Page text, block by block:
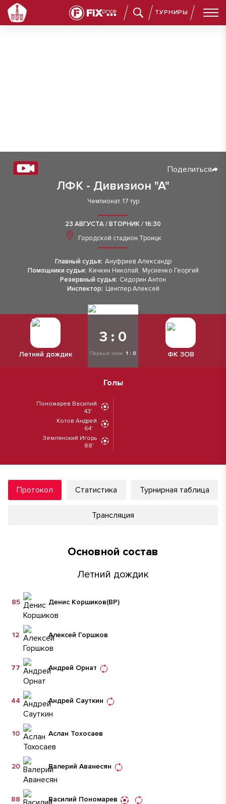
ТУРНИРЫ
ЛФК - Дивизион "А"
Поделиться
Чемпионат. 17 тур
23 АВГУСТА / ВТОРНИК / 16:30
Городской стадион Троицк
Главный судья: Ануфриев Александр
Помощники судьи: Кичкин Николай, Мусиенко Георгий
Резервный судья: Сидорин Антон
Инспектор: Ценглер Алексей
Летний дождик
3 : 0
Первый тайм: 1 : 0 ФК ЗОВ
Голы
Пономарев Василий
43'
Котов Андрей
64'
Землянский Игорь
88'
Протокол Статистика Турнирная таблица
Трансляция
Основной состав
Летний дождик
Денис Коршиков(ВР)
85
Алексей Горшков
12
Андрей Орнат
77
Андрей Сауткин
44
Аслан Тохосаев
10
Валерий Аванесян
20
Василий Пономарев
88